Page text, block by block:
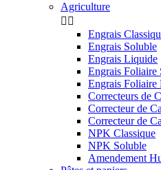
Agriculture
 
Engrais
Engrais Soluble
Engrais Liquide
Engrais Foliaire
Engrais Foliaire
Correcteurs de
Correcteur de
Correcteur de
NPK Classique
NPK Soluble
Amendement